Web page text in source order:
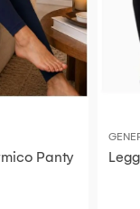
Panty